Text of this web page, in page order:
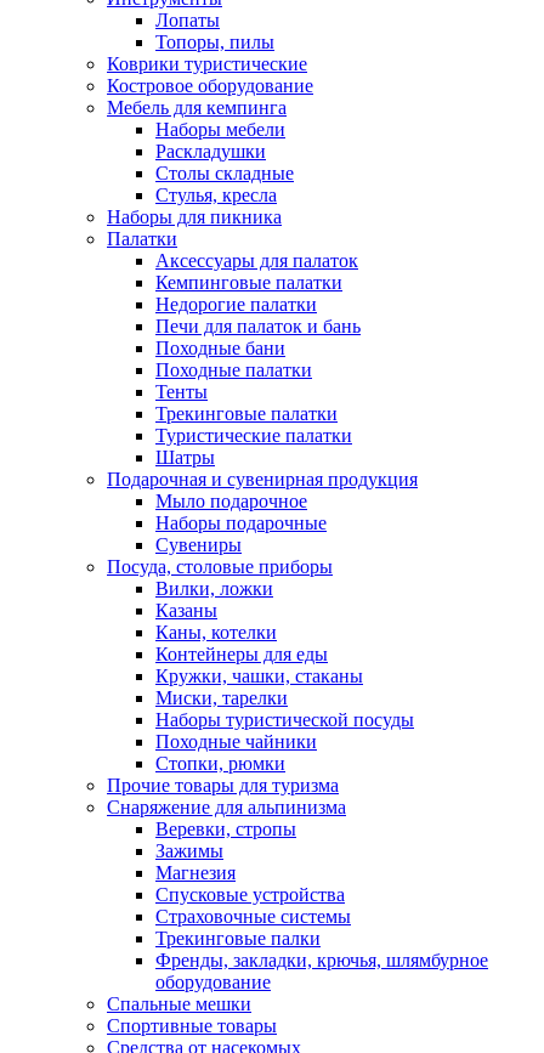
Лопаты
Топоры, пилы
Коврики туристические
Костровое оборудование
Мебель для кемпинга
Наборы мебели
Раскладушки
Столы складные
Стулья, кресла
Наборы для пикника
Палатки
Аксессуары для палаток
Кемпинговые палатки
Недорогие палатки
Печи для палаток и бань
Походные бани
Походные палатки
Тенты
Трекинговые палатки
Туристические палатки
Шатры
Подарочная и сувенирная продукция
Мыло подарочное
Наборы подарочные
Сувениры
Посуда, столовые приборы
Вилки, ложки
Казаны
Каны, котелки
Контейнеры для еды
Кружки, чашки, стаканы
Миски, тарелки
Наборы туристической посуды
Походные чайники
Стопки, рюмки
Прочие товары для туризма
Снаряжение для альпинизма
Веревки, стропы
Зажимы
Магнезия
Спусковые устройства
Страховочные системы
Трекинговые палки
Френды, закладки, крючья, шлямбурное
оборудование
Спальные мешки
Спортивные товары
Средства от насекомых